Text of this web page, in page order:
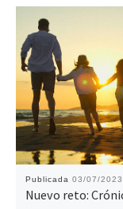
Publicada 03/07/2023
Nuevo reto: